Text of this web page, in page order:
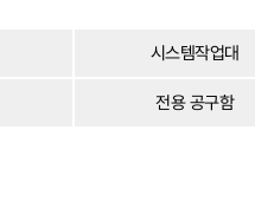
시스템작업대
전용 공구함